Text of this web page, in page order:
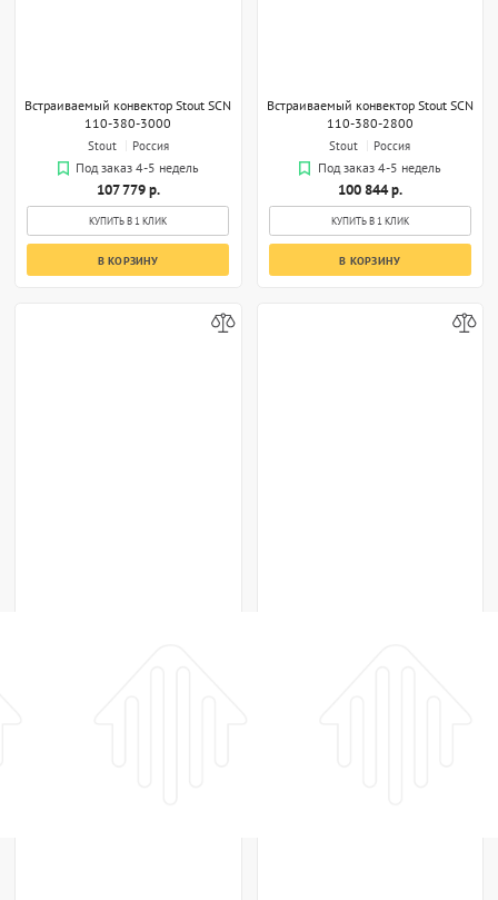
Встраиваемый конвектор Stout SCN
110-380-3000
Stout
Россия
Под заказ 4-5 недель
107 779 р.
КУПИТЬ В 1 КЛИК
В КОРЗИНУ
Встраиваемый конвектор Stout SCN
110-380-2800
Stout
Россия
Под заказ 4-5 недель
100 844 р.
КУПИТЬ В 1 КЛИК
В КОРЗИНУ